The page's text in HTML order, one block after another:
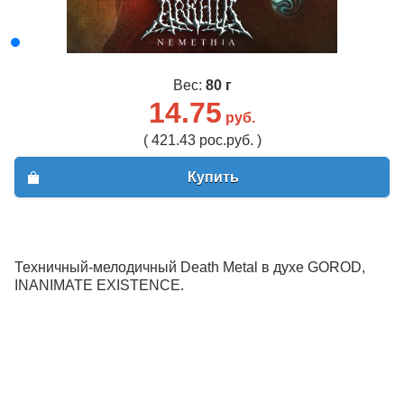
Вес: 80 г
14.75 руб.
( 421.43 рос.руб. )
Купить
Техничный-мелодичный Death Metal в духе GOROD,
INANIMATE EXISTENCE.